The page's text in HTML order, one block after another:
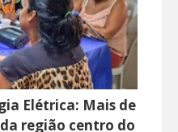
Elétrica: Mais de
região centro do